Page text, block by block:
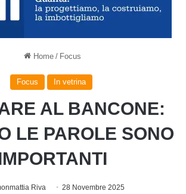
Home / Focus
Focus In vetrina
AL BANCONE:
LE PAROLE SONO
Riva 28 Novembre 2025